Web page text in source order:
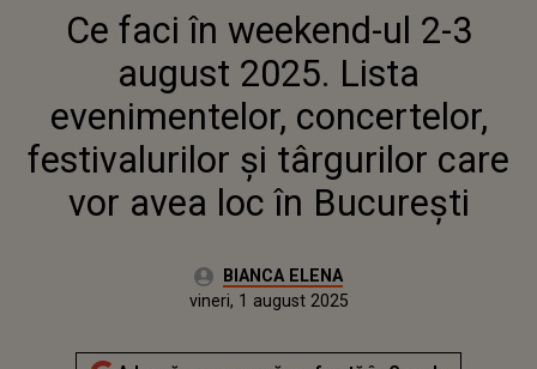
AUGUST 2025. LISTA
EVENIMENTELOR, CONCERTELOR,
FESTIVALURILOR ȘI TÂRGURILOR
CARE VOR AVEA LOC ÎN
BUCUREȘTI
Ce faci în weekend-ul 2-3
august 2025. Lista
evenimentelor, concertelor,
festivalurilor și târgurilor care
vor avea loc în București
Autor:BIANCA ELENA
Actualizat:
vineri, 1 august 2025